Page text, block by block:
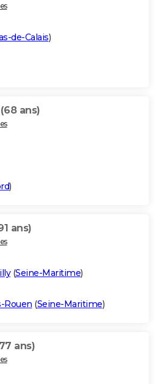
de-Calais)
(68 ans)
)
ans)
(Seine-Maritime)
Rouen (Seine-Maritime)
ans)